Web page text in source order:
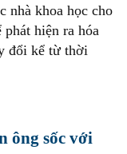
nhà khoa học cho
hiện ra hóa
đổi kể từ thời
ông sốc với